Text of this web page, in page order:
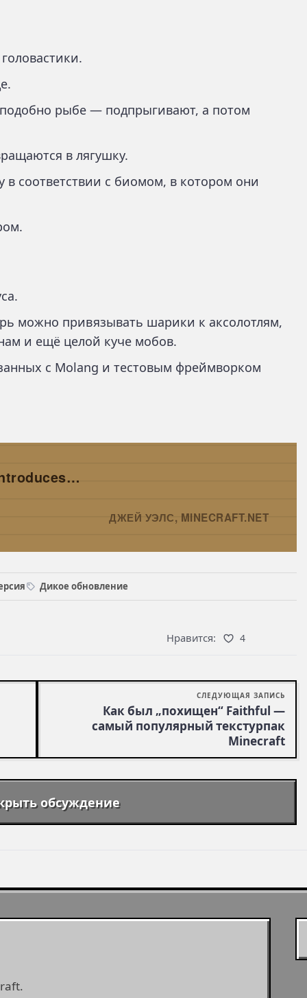
подобно рыбе — подпрыгивают, а потом
в лягушку.
в соответствии с биомом, в котором они
можно привязывать шарики к аксолотлям,
и ещё целой куче мобов.
с Molang и тестовым фреймворком
ДЖЕЙ УЭЛС, MINECRAFT.NET
Дикое обновление
Нравится: 4
СЛЕДУЮЩАЯ ЗАПИСЬ
Как был „похищен“ Faithful —
самый популярный текстурпак
Minecraft
обсуждение